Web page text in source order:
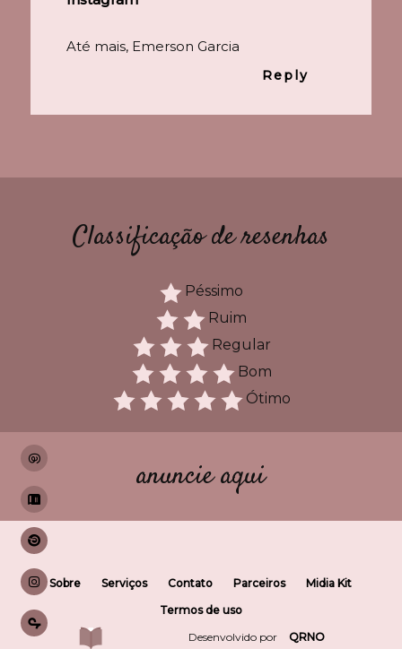
Até mais, Emerson Garcia
Reply
Classificação de resenhas
Péssimo
Ruim
Regular
Bom
Ótimo
anuncie aqui
Sobre Serviços Contato Parceiros
Midia Kit
Termos de uso
Desenvolvido por
QRNO